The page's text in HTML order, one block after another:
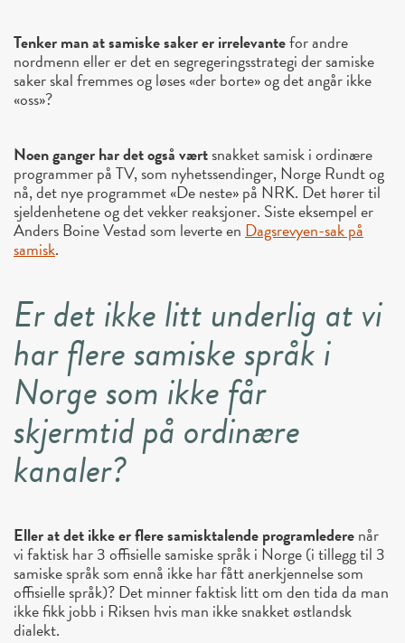
Tenker man at samiske saker er irrelevantefor andre
nordmenn eller er det en segregeringsstrategi der samiske
saker skal fremmes og løses «der borte» og det angår ikke
«oss»?
Noen ganger har det også værtsnakket samisk i ordinære
programmer på TV, som nyhetssendinger, Norge Rundt og
nå, det nye programmet «De neste» på NRK. Det hører til
sjeldenhetene og det vekker reaksjoner. Siste eksempel er
Anders Boine Vestad som leverte en Dagsrevyen-sak på
samisk.
Er det ikke litt underlig at vi
har flere samiske språk i
Norge som ikke får
skjermtid på ordinære
kanaler?
Eller at det ikke er flere samisktalende programlederenår
vi faktisk har 3 offisielle samiske språk i Norge (i tillegg til 3
samiske språk som ennå ikke har fått anerkjennelse som
offisielle språk)? Det minner faktisk litt om den tida da man
ikke fikk jobb i Riksen hvis man ikke snakket østlandsk
dialekt.